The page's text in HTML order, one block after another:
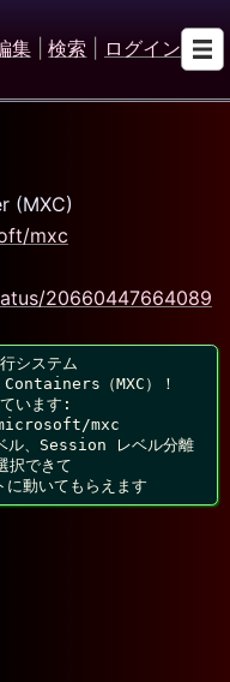
集 検索 ログイン
(MXC)
mxc
20660447664089
システム
（MXC）！
います:
mxc
、Session レベル分離
択できて
動いてもらえます